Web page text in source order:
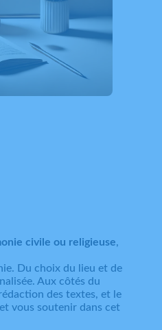
civile ou religieuse,
Du choix du lieu et de
Aux côtés du
des textes, et le
vous soutenir dans cet